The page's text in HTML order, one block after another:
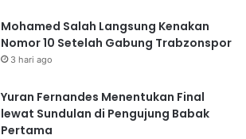
Mohamed Salah Langsung Kenakan
Nomor 10 Setelah Gabung Trabzonspor
3 hari ago
Yuran Fernandes Menentukan Final
lewat Sundulan di Pengujung Babak
Pertama